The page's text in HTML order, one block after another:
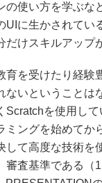
の使い方を学ぶな
UIに生かされてい
だけスキルアップ
育を受けたり経験
ないということは
Scratchを使用し
ミングを始めてか
して高度な技術を
審査基準である（